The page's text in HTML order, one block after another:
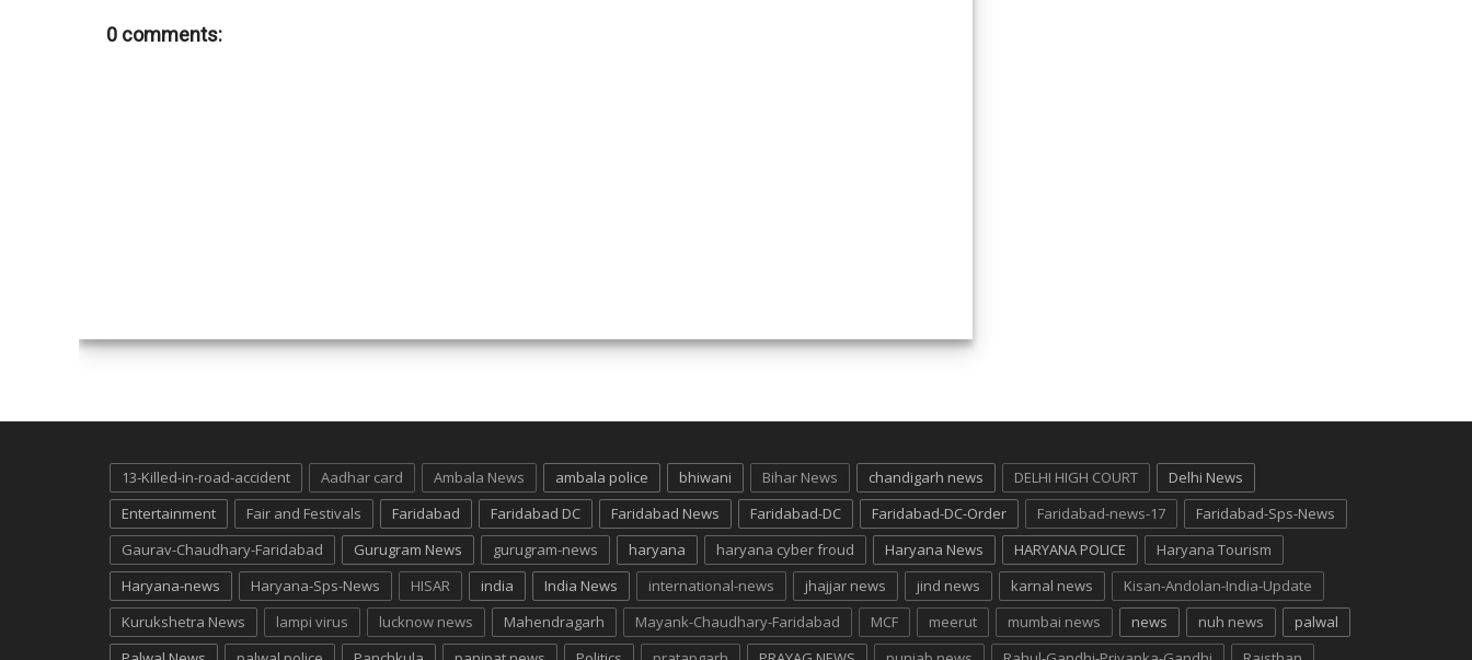
0 comments:
13-Killed-in-road-accident Aadhar card Ambala News ambala police bhiwani Bihar News chandigarh news DELHI HIGH COURT
Delhi News
Entertainment
Fair and Festivals Faridabad Faridabad DC Faridabad News Faridabad-DC Faridabad-DC-Order Faridabad-news-17
Faridabad-Sps-News
Gaurav-Chaudhary-Faridabad
Gurugram News gurugram-news haryana haryana cyber froud Haryana News HARYANA POLICE
Haryana Tourism
Haryana-news
Haryana-Sps-News HISAR india India News international-news jhajjar news jind news karnal news
Kisan-Andolan-India-Update
Kurukshetra News
lampi virus lucknow news Mahendragarh Mayank-Chaudhary-Faridabad MCF meerut mumbai news news nuh news
palwal